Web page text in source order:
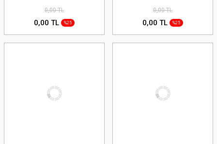
0,00 TL
0,00 TL %25
0,00 TL
0,00 TL %25